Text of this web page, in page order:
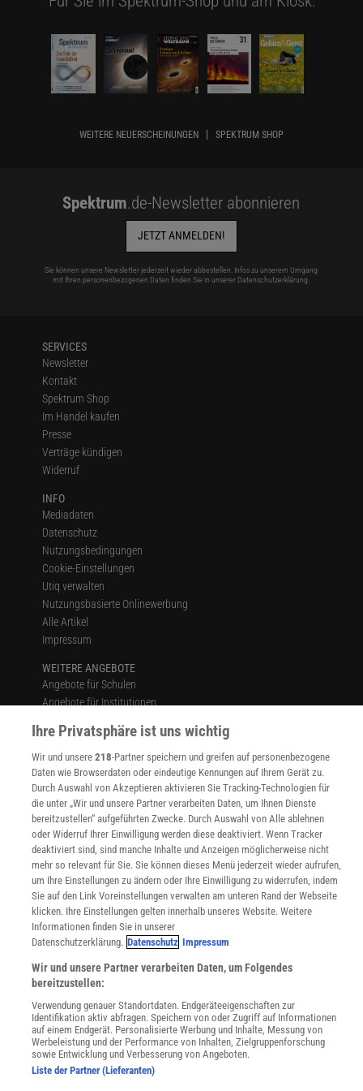
WEITERE NEUERSCHEINUNGEN SPEKTRUM SHOP
Spektrum.de-Newsletter abonnieren
JETZT ANMELDEN!
Sie können unsere Newsletter jederzeit wieder abbestellen. Infos zu unserem Umgang
mit Ihren personenbezogenen Daten finden Sie in unserer Datenschutzerklärung
SERVICES
Newsletter
Kontakt
Spektrum Shop
Im Handel kaufen
Presse
Verträge kündigen
Widerruf
INFO
Mediadaten
Datenschutz
Nutzungsbedingungen
Cookie-Einstellungen
Utiq verwalten
Nutzungsbasierte Onlinewerbung
Alle Artikel
Impressum
WEITERE ANGEBOTE
Angebote für Schulen
Angebote für Institutionen
Lexika
Für Spektrum schreiben
Zugänglichkeitserklärung
WEBSEITEN
KielSCN
Wissenschaft in die Schulen
SciLogs
Uns finden Sie auch hier:
Ihre Privatsphäre ist uns wichtig
Wir und unsere218-Partner speichern und greifen auf personenbezogene
Daten wie Browserdaten oder eindeutige Kennungen auf Ihrem Gerät zu.
Durch Auswahl von Akzeptieren aktivieren Sie Tracking-Technologien für
die unter „Wir und unsere Partner verarbeiten Daten, um Ihnen Dienste
bereitzustellen“ aufgeführten Zwecke. Durch Auswahl von Alle ablehnen
oder Widerruf Ihrer Einwilligung werden diese deaktiviert. Wenn Tracker
deaktiviert sind, sind manche Inhalte und Anzeigen möglicherweise nicht
mehr so relevant für Sie. Sie können dieses Menü jederzeit wieder aufrufen,
um Ihre Einstellungen zu ändern oder Ihre Einwilligung zu widerrufen, indem
Sie auf den Link Voreinstellungen verwalten am unteren Rand der Webseite
klicken. Ihre Einstellungen gelten innerhalb unseres Website. Weitere
Informationen finden Sie in unserer
Datenschutzerklärung. Datenschutz Impressum
Wir und unsere Partner verarbeiten Daten, um Folgendes
bereitzustellen:
Verwendung genauer Standortdaten. Endgeräteeigenschaften zur
Identifikation aktiv abfragen. Speichern von oder Zugriff auf Informationen
auf einem Endgerät. Personalisierte Werbung und Inhalte, Messung von
Werbeleistung und der Performance von Inhalten, Zielgruppenforschung
sowie Entwicklung und Verbesserung von Angeboten.
Liste der Partner (Lieferanten)